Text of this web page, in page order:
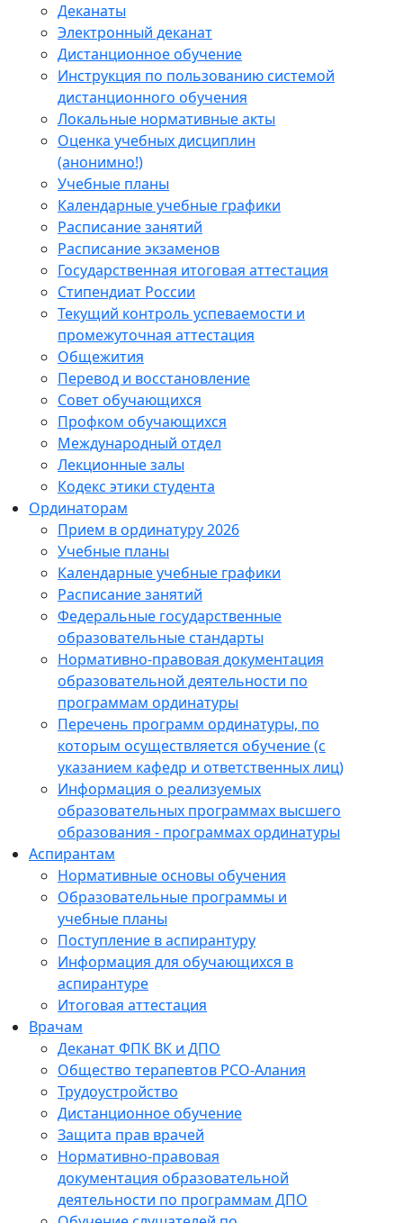
Деканаты
Электронный деканат
Дистанционное обучение
Инструкция по пользованию системой
дистанционного обучения
Локальные нормативные акты
Оценка учебных дисциплин
(анонимно!)
Учебные планы
Календарные учебные графики
Расписание занятий
Расписание экзаменов
Государственная итоговая аттестация
Стипендиат России
Текущий контроль успеваемости и
промежуточная аттестация
Общежития
Перевод и восстановление
Совет обучающихся
Профком обучающихся
Международный отдел
Лекционные залы
Кодекс этики студента
Ординаторам
Прием в ординатуру 2026
Учебные планы
Календарные учебные графики
Расписание занятий
Федеральные государственные
образовательные стандарты
Нормативно-правовая документация
образовательной деятельности по
программам ординатуры
Перечень программ ординатуры, по
которым осуществляется обучение (с
указанием кафедр и ответственных лиц)
Информация о реализуемых
образовательных программах высшего
образования - программах ординатуры
Аспирантам
Нормативные основы обучения
Образовательные программы и
учебные планы
Поступление в аспирантуру
Информация для обучающихся в
аспирантуре
Итоговая аттестация
Врачам
Деканат ФПК ВК и ДПО
Общество терапевтов РСО-Алания
Трудоустройство
Дистанционное обучение
Защита прав врачей
Нормативно-правовая
документация образовательной
деятельности по программам ДПО